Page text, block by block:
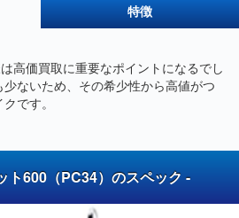
特徴
高価買取に重要なポイントになるでし
ないため、その希少性から高値がつ
です。
ト600（PC34）のスペック -